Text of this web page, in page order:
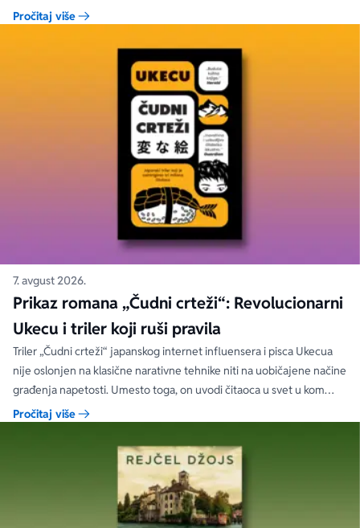
Pročitaj više
7. avgust 2026.
Prikaz romana „Čudni crteži“: Revolucionarni
Ukecu i triler koji ruši pravila
Triler „Čudni crteži“ japanskog internet influensera i pisca Ukecua
nije oslonjen na klasične narativne tehnike niti na uobičajene načine
građenja napetosti. Umesto toga, on uvodi čitaoca u svet u kom
priložene ilustracije govore više od reči, a ono što je nacrtano često
Pročitaj više